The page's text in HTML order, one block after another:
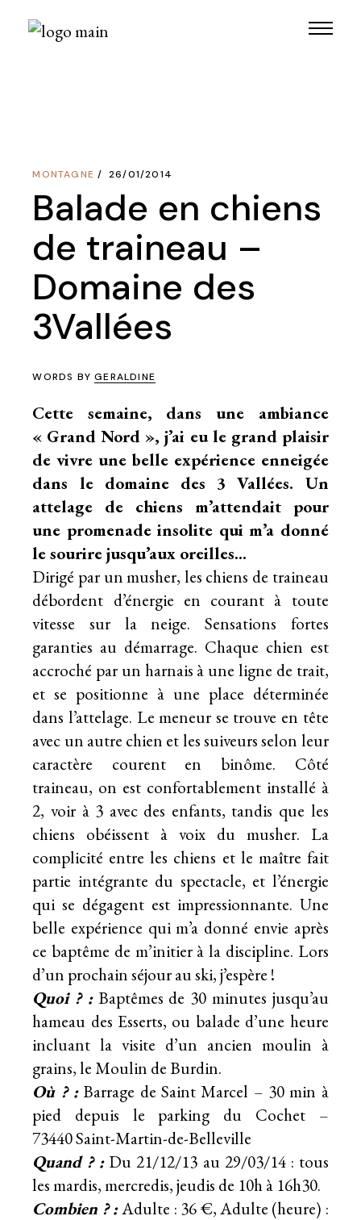
MONTAGNE 26/01/2014
Balade en chiens
de traineau –
Domaine des
3Vallées
WORDS BYGERALDINE
Cette semaine, dans une ambiance
« Grand Nord », j’ai eu le grand plaisir
de vivre une belle expérience enneigée
dans le domaine des 3 Vallées. Un
attelage de chiens m’attendait pour
une promenade insolite qui m’a donné
le sourire jusqu’aux oreilles…
Dirigé par un musher, les chiens de traineau
débordent d’énergie en courant à toute
vitesse sur la neige. Sensations fortes
garanties au démarrage. Chaque chien est
accroché par un harnais à une ligne de trait,
et se positionne à une place déterminée
dans l’attelage. Le meneur se trouve en tête
avec un autre chien et les suiveurs selon leur
caractère courent en binôme. Côté
traineau, on est confortablement installé à
2, voir à 3 avec des enfants, tandis que les
chiens obéissent à voix du musher. La
complicité entre les chiens et le maître fait
partie intégrante du spectacle, et l’énergie
qui se dégagent est impressionnante. Une
belle expérience qui m’a donné envie après
ce baptême de m’initier à la discipline. Lors
d’un prochain séjour au ski, j’espère !
Quoi ? :Baptêmes de 30 minutes jusqu’au
hameau des Esserts, ou balade d’une heure
incluant la visite d’un ancien moulin à
grains, le Moulin de Burdin.
Où ? :Barrage de Saint Marcel – 30 min à
pied depuis le parking du Cochet –
73440 Saint-Martin-de-Belleville
Quand ? :Du 21/12/13 au 29/03/14 : tous
les mardis, mercredis, jeudis de 10h à 16h30.
Combien ? :Adulte : 36 €, Adulte (heure) :